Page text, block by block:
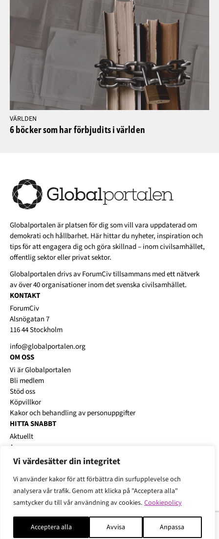
Vi värdesätter din integritet
Vi använder kakor för att förbättra din surfupplevelse och
analysera vår trafik. Genom att klicka på "Acceptera alla"
samtycker du till vår användning av cookies. Cookiepolicy
Anpassa
Avvisa
Acceptera alla
VÄRLDEN
6 böcker som har förbjudits i världen
Globalportalen är platsen för dig som vill vara uppdaterad om
demokrati och hållbarhet. Här hittar du nyheter, inspiration och
tips för att engagera dig och göra skillnad – inom civilsamhället,
offentlig sektor eller privat sektor.
Globalportalen drivs avForumCivtillsammans med ett nätverk
av över 40 organisationer inom det svenska civilsamhället.
KONTAKT
ForumCiv
Alsnögatan 7
116 44 Stockholm
info@globalportalen.org
OM OSS
Vi är Globalportalen
Bli medlem
Stöd oss
Köpvillkor
Kakor och behandling av personuppgifter
HITTA SNABBT
Aktuellt
Annonsera
Platsbanken